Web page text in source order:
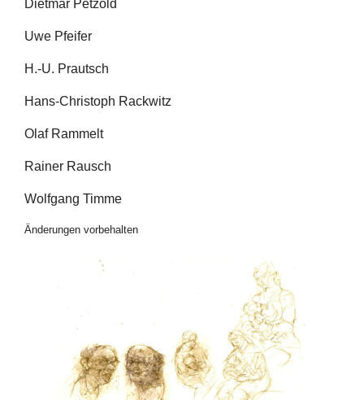
Dietmar Petzold
Uwe Pfeifer
H.-U. Prautsch
Hans-Christoph Rackwitz
Olaf Rammelt
Rainer Rausch
Wolfgang Timme
Änderungen vorbehalten